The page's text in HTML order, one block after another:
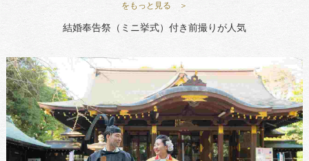
をもっと見る ＞
結婚奉告祭（ミニ挙式）付き前撮りが人気